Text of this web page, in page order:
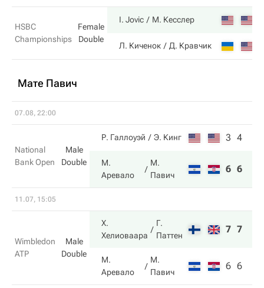
HSBC
Championships
Female
Double
I. Jovic М. Кесслер
Л. Киченок Д. Кравчик
Мате Павич
07.08, 22:00
National
Bank Open
Male
Double
Р. Галлоуэй Э. Кинг 3 4
М.
Аревало
М.
Павич
6 6
11.07, 15:05
Wimbledon
ATP
Male
Double
Х.
Хелиоваара
Г.
Паттен
7 7
М.
Аревало
М.
Павич
6 6